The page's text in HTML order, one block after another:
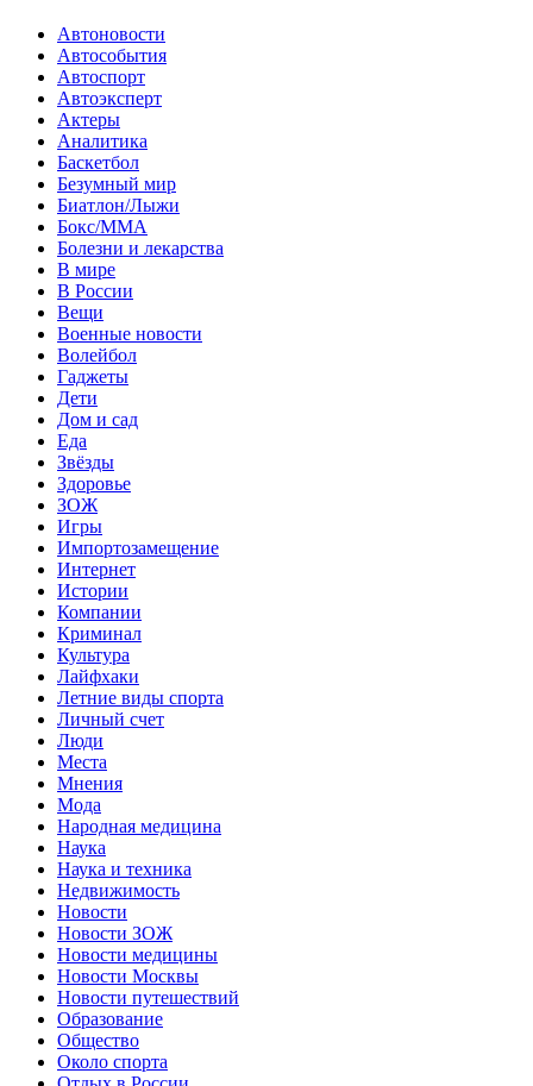
Автоновости
Автособытия
Автоспорт
Автоэксперт
Актеры
Аналитика
Баскетбол
Безумный мир
Биатлон/Лыжи
Бокс/MMA
Болезни и лекарства
В мире
В России
Вещи
Военные новости
Волейбол
Гаджеты
Дети
Дом и сад
Еда
Звёзды
Здоровье
ЗОЖ
Игры
Импортозамещение
Интернет
Истории
Компании
Криминал
Культура
Лайфхаки
Летние виды спорта
Личный счет
Люди
Места
Мнения
Мода
Народная медицина
Наука
Наука и техника
Недвижимость
Новости
Новости ЗОЖ
Новости медицины
Новости Москвы
Новости путешествий
Образование
Общество
Около спорта